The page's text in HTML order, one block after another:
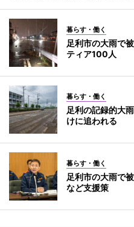
暮らす・働く
足利市の大雨で
ティア100人
暮らす・働く
足利の記録的大
けに追われる
暮らす・働く
足利市の大雨で
など支援策